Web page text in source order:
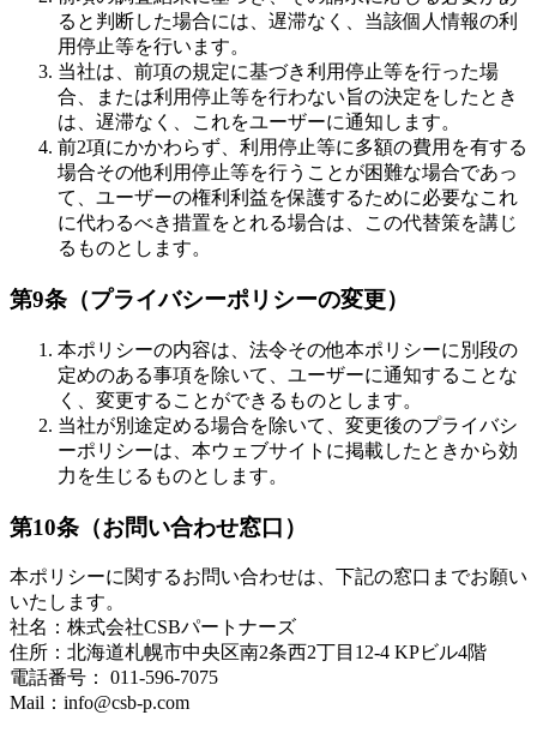
ると判断した場合には、遅滞なく、当該個人情報の利
用停止等を行います。
当社は、前項の規定に基づき利用停止等を行った場
合、または利用停止等を行わない旨の決定をしたとき
は、遅滞なく、これをユーザーに通知します。
前2項にかかわらず、利用停止等に多額の費用を有する
場合その他利用停止等を行うことが困難な場合であっ
て、ユーザーの権利利益を保護するために必要なこれ
に代わるべき措置をとれる場合は、この代替策を講じ
るものとします。
第9条（プライバシーポリシーの変更）
本ポリシーの内容は、法令その他本ポリシーに別段の
定めのある事項を除いて、ユーザーに通知することな
く、変更することができるものとします。
当社が別途定める場合を除いて、変更後のプライバシ
ーポリシーは、本ウェブサイトに掲載したときから効
力を生じるものとします。
第10条（お問い合わせ窓口）
本ポリシーに関するお問い合わせは、下記の窓口までお願い
いたします。
社名：株式会社CSBパートナーズ
住所：北海道札幌市中央区南2条西2丁目12-4 KPビル4階
電話番号： 011-596-7075
Mail：info@csb-p.com